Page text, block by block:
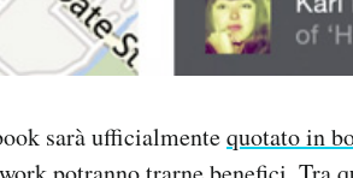
sarà ufficialmentequotato in